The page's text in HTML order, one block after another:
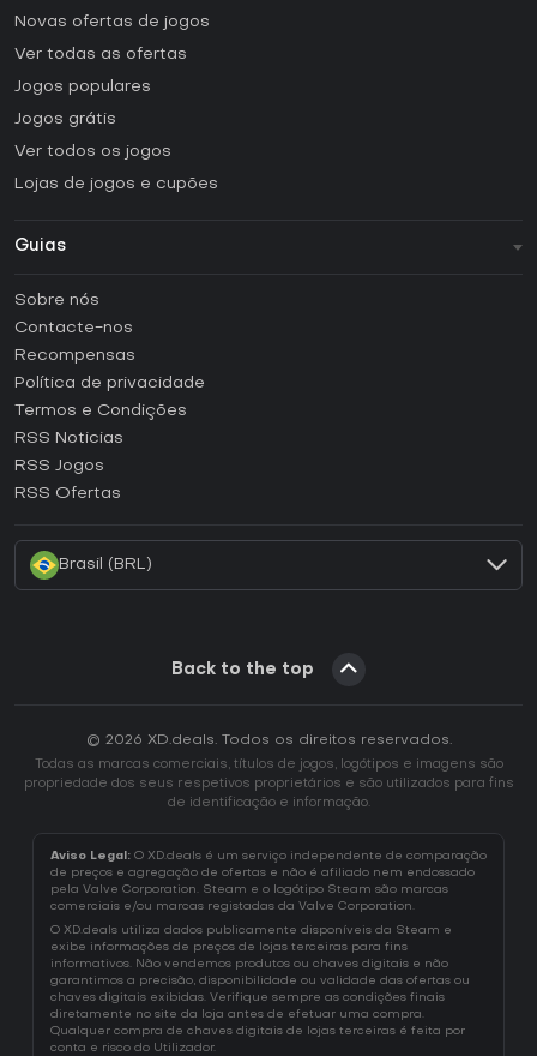
Novas ofertas de jogos
Ver todas as ofertas
Jogos populares
Jogos grátis
Ver todos os jogos
Lojas de jogos e cupões
Guias
Como ativar uma CD Key Steam?
Como ativar uma CD Key Epic Games?
Como ativar uma CD Key GOG?
Como ativar uma CD Key Ubisoft Connect?
Sobre nós
Contacte-nos
Recompensas
Política de privacidade
Termos e Condições
RSS Noticias
RSS Jogos
RSS Ofertas
Brasil (BRL)
Back to the top
© 2026 XD.deals. Todos os direitos reservados.
Todas as marcas comerciais, títulos de jogos, logótipos e imagens são
propriedade dos seus respetivos proprietários e são utilizados para fins
de identificação e informação.
Aviso Legal: O XD.deals é um serviço independente de comparação
de preços e agregação de ofertas e não é afiliado nem endossado
pela Valve Corporation. Steam e o logótipo Steam são marcas
comerciais e/ou marcas registadas da Valve Corporation.
O XD.deals utiliza dados publicamente disponíveis da Steam e
exibe informações de preços de lojas terceiras para fins
informativos. Não vendemos produtos ou chaves digitais e não
garantimos a precisão, disponibilidade ou validade das ofertas ou
chaves digitais exibidas. Verifique sempre as condições finais
diretamente no site da loja antes de efetuar uma compra.
Qualquer compra de chaves digitais de lojas terceiras é feita por
conta e risco do Utilizador.